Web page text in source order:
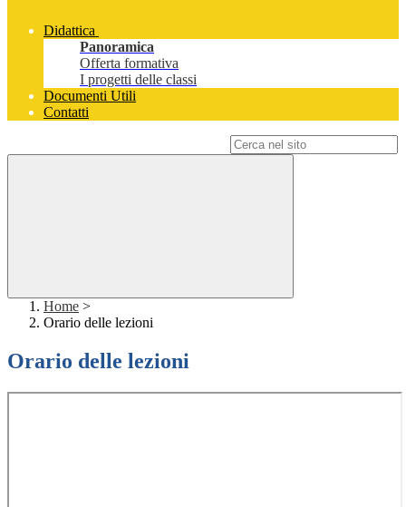
Didattica
Panoramica
Offerta formativa
I progetti delle classi
Documenti Utili
Contatti
Home >
Orario delle lezioni
Orario delle lezioni